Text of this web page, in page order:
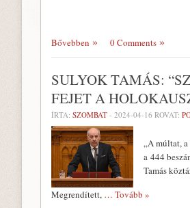
Bővebben 0 Comments
SULYOK TAMÁS:
FEJET A
ÍRTA: SZOMBAT - 2024-04-16 ROVAT:
„A múltat,
a 444
Tamás
Megrendített, … Tovább »